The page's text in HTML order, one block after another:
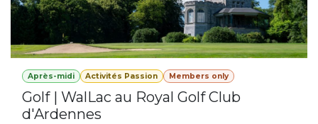
Après-midi Activités Passion Members only
Golf | WalLac au Royal Golf Club
d'Ardennes